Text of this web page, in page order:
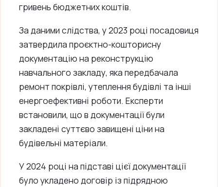
гривень бюджетних коштів.
За даними слідства, у 2023 році посадовиця
затвердила проєктно-кошторисну
документацію на реконструкцію
навчального закладу, яка передбачала
ремонт покрівлі, утеплення будівлі та інші
енергоефективні роботи. Експерти
встановили, що в документації були
закладені суттєво завищені ціни на
будівельні матеріали.
У 2024 році на підставі цієї документації
було укладено договір із підрядною